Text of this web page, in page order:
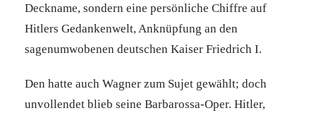
Deckname, sondern eine persönliche Chiffre auf
Hitlers Gedankenwelt, Anknüpfung an den
sagenumwobenen deutschen Kaiser Friedrich I.
Den hatte auch Wagner zum Sujet gewählt; doch
unvollendet blieb seine Barbarossa-Oper. Hitler,